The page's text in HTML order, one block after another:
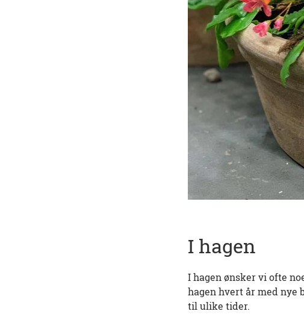
I hagen
I hagen ønsker vi ofte
hagen hvert år med nye
til ulike tider.